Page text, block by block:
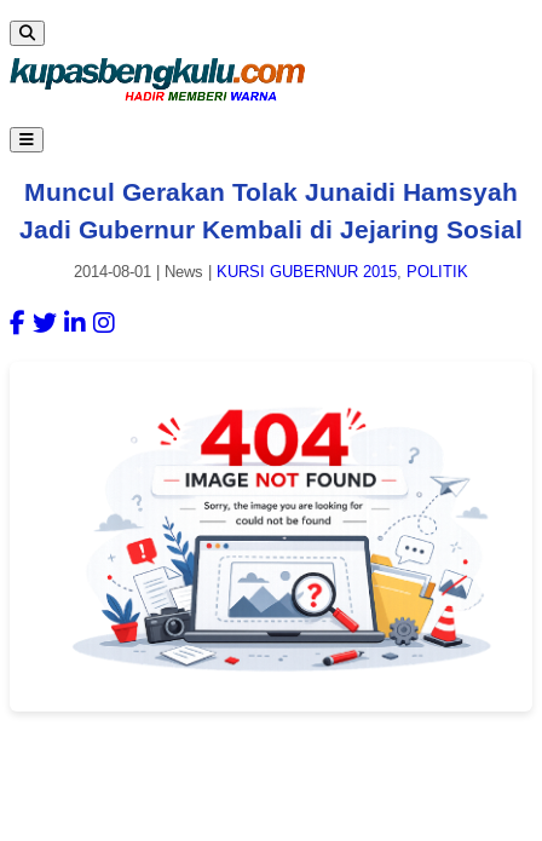
Muncul Gerakan Tolak Junaidi Hamsyah
Jadi Gubernur Kembali di Jejaring Sosial
2014-08-01 News KURSI GUBERNUR 2015, POLITIK